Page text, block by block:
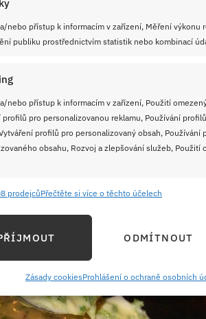
nebo přístup k informacím v zařízení, Měření výkonu
publiku prostřednictvím statistik nebo kombinací
nebo přístup k informacím v zařízení, Použití
profilů pro personalizovanou reklamu, Používání
profilů pro personalizovaný obsah, Používání
obsahu, Rozvoj a zlepšování služeb, Použití
zařízení na základě automaticky přenášených
přesných údajů o zeměpisné poloze,
aktivně požadovaných informací.
prodejcůPřečtěte si více o těchto účelech
ODMÍTNOUT
Zásady cookiesProhlášení o ochraně osobních
kvasnic)
se solí
(na potírání pánve)